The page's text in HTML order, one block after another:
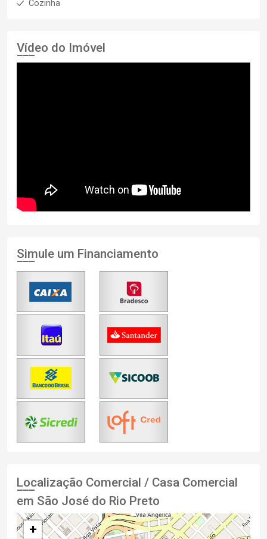
Cozinha
Vídeo do Imóvel
Simule um Financiamento
Localização Comercial / Casa Comercial
em São José do Rio Preto
+